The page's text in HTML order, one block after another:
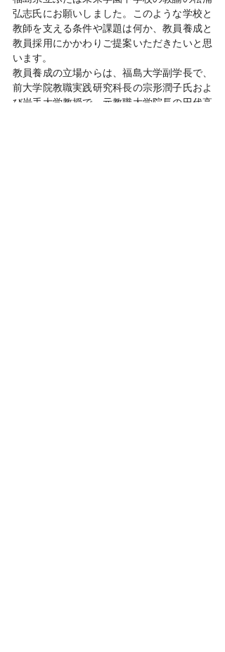
弘志氏にお願いしました。このような学校と
教師を支える条件や課題は何か、教員養成と
教員採用にかかわりご提案いただきたいと思
います。
教員養成の立場からは、福島大学副学長で、
前大学院教職実践研究科長の宗形潤子氏およ
び岩手大学教授で、元教職大学院長の田代高